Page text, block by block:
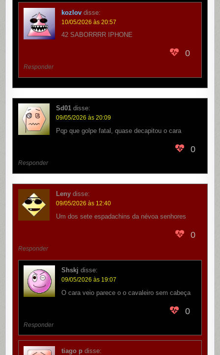
kozlov disse:
10/05/2026 às 20:57
42 SABORRRR IPHONE
0
Responder
Sd01 disse:
09/05/2026 às 20:09
Pqp que golpe fatal, quase decapitou o cara
0
Responder
Leny disse:
09/05/2026 às 12:40
Um dos sete espadachins da névoa senhores
0
Responder
Shskj disse:
09/05/2026 às 19:07
O cara veio parece o o cavaleiro sem cabeça
0
Responder
tiago p disse: